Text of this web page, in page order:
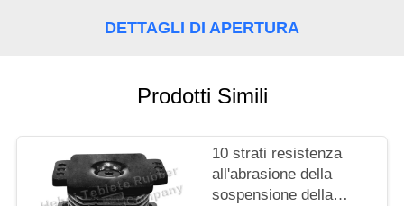
POLICY
DETTAGLI DI APERTURA
Prodotti Simili
10 strati resistenza
all'abrasione della
sospensione della